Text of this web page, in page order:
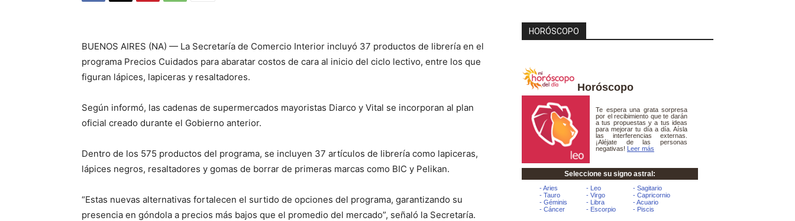
BUENOS AIRES (NA) — La Secretaría de Comercio Interior incluyó 37 productos de librería en el
programa Precios Cuidados para abaratar costos de cara al inicio del ciclo lectivo, entre los que
figuran lápices, lapiceras y resaltadores.
Según informó, las cadenas de supermercados mayoristas Diarco y Vital se incorporan al plan
oficial creado durante el Gobierno anterior.
Dentro de los 575 productos del programa, se incluyen 37 artículos de librería como lapiceras,
lápices negros, resaltadores y gomas de borrar de primeras marcas como BIC y Pelikan.
“Estas nuevas alternativas fortalecen el surtido de opciones del programa, garantizando su
presencia en góndola a precios más bajos que el promedio del mercado”, señaló la Secretaría.
HORÓSCOPO
Horóscopo